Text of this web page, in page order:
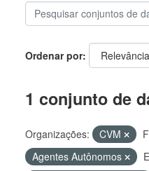
Ordenar por
1 conjunto de
Organizações: CVM
Agentes Autônomos